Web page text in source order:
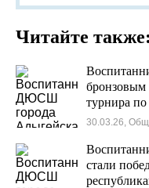
Читайте также:
бронзовым
турнира
30.03.26,
стали